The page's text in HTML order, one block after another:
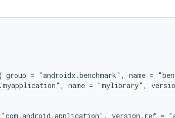
group = "androidx.benchmark", name =
name = "mylibrary",